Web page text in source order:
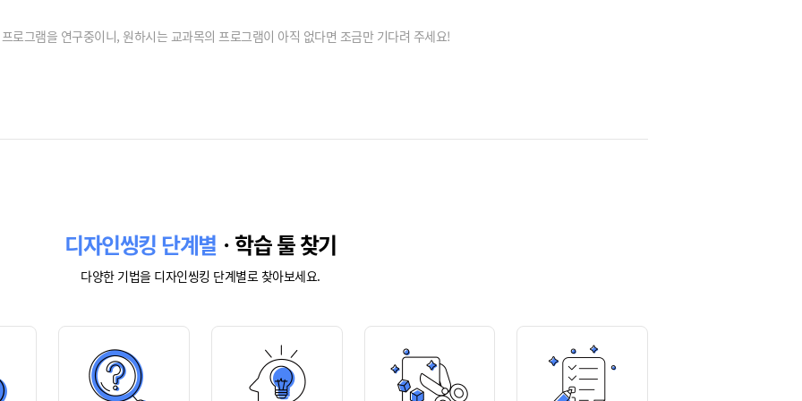
로그램을 연구중이니, 원하시는 교과목의 프로그램이 아직 없다면 조금만 기다려 주세요!
디자인씽킹 단계별 ㆍ학습 툴 찾기
다양한 기법을 디자인씽킹 단계별로 찾아보세요.